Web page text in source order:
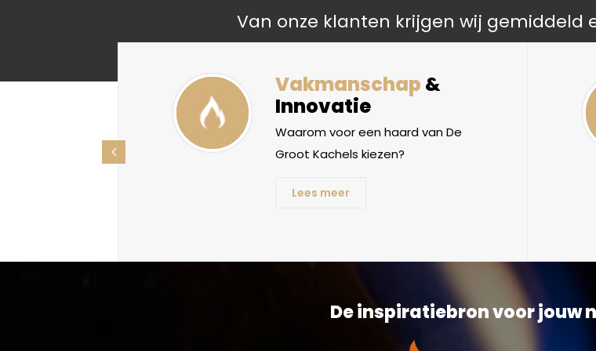
Van onze klanten krijgen wij gemiddeld
Vakmanschap &
Innovatie
Waarom voor een haard van De
Groot Kachels kiezen?
Lees meer
De inspiratiebron voor jouw